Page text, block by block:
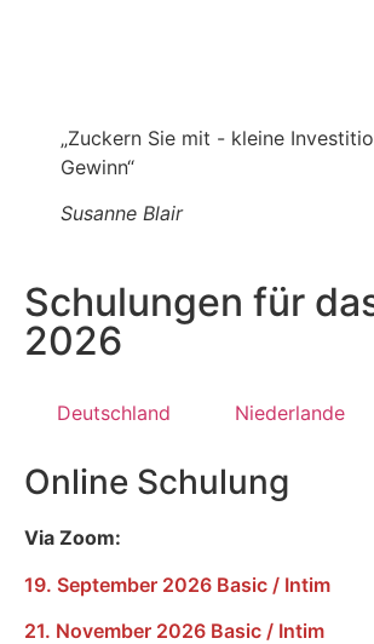
„Zuckern Sie mit - kleine
Gewinn“
Susanne Blair
Schulungen für
2026
Deutschland Niederlande
Online Schulung
Via Zoom:
19. September 2026 Basic / Intim
21. November 2026 Basic / Intim